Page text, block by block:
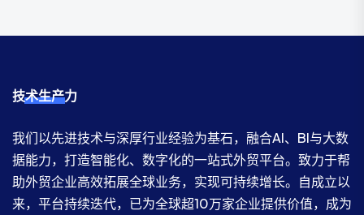
技术生产力
我们以先进技术与深厚行业经验为基石，融合AI、BI与大数
据能力，打造智能化、数字化的一站式外贸平台。致力于帮
助外贸企业高效拓展全球业务，实现可持续增长。自成立以
来，平台持续迭代，已为全球超10万家企业提供价值，成为